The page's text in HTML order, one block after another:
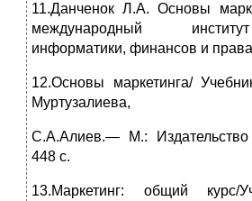
11.Данченок Л.А. Основы
международный
информатики, финансов и
12.Основы маркетинга/
Муртузалиева,
С.А.Алиев.— М.:
448 с.
13.Маркетинг: общий курс/